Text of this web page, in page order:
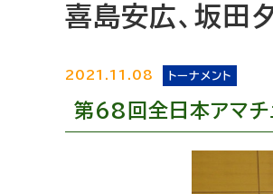
喜島安広、坂田
2021.11.08 トーナメント
第68回全日本アマチ